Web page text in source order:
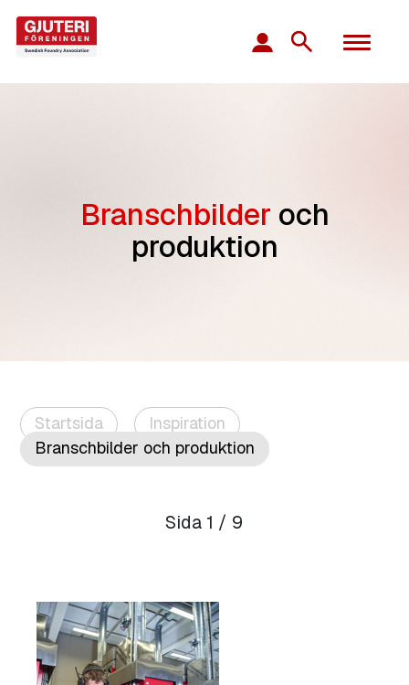
Branschbilder och
produktion
Startsida
Inspiration
Branschbilder och produktion
Sida 1 / 9